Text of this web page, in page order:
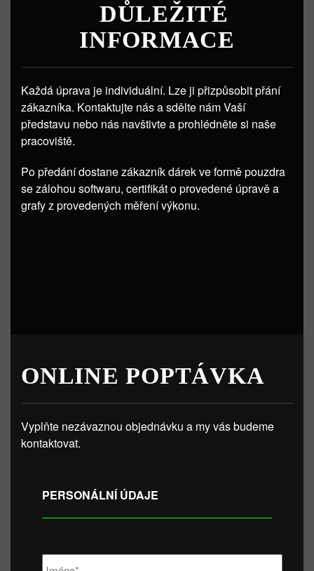
DŮLEŽITÉ
INFORMACE
Každá úprava je individuální. Lze ji přizpůsobit přání
zákazníka. Kontaktujte nás a sdělte nám Vaší
představu nebo nás navštivte a prohlédněte si naše
pracoviště.
Po předání dostane zákazník dárek ve formě pouzdra
se zálohou softwaru, certifikát o provedené úpravě a
grafy z provedených měření výkonu.
ONLINE POPTÁVKA
Vyplňte nezávaznou objednávku a my vás budeme
kontaktovat.
PERSONÁLNÍ ÚDAJE